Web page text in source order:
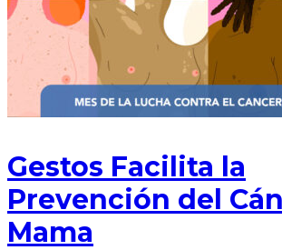
Gestos Facilita la
Prevención del
Mama